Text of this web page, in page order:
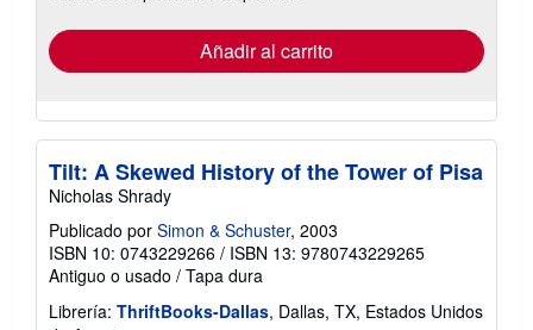
tarifas
envío
Añadir al carrito
Tilt: A Skewed History of the Tower of Pisa
Nicholas Shrady
Publicado por Simon & Schuster, 2003
ISBN 10: 0743229266 / ISBN 13: 9780743229265
Antiguo o usado / Tapa dura
Librería: ThriftBooks-Dallas, Dallas, TX, Estados Unidos